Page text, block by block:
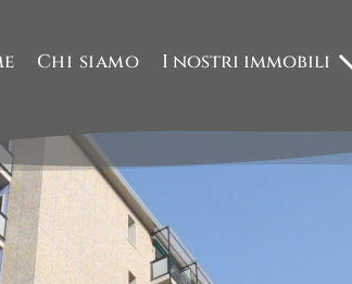
Chi siamo I nostri immobili